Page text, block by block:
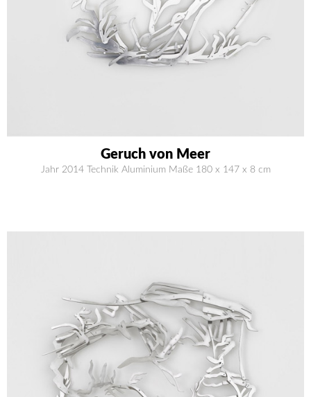
Geruch von Meer
Jahr 2014 Technik Aluminium Maße 180 x 147 x 8 cm